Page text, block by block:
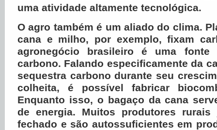
uma atividade altamente tecnológica.
O agro também é um aliado do clima.
cana e milho, por exemplo, fixam
agronegócio brasileiro é uma fonte
carbono. Falando especificamente da
sequestra carbono durante seu
colheita, é possível fabricar
Enquanto isso, o bagaço da cana
de energia. Muitos produtores
fechado e são autossuficientes em